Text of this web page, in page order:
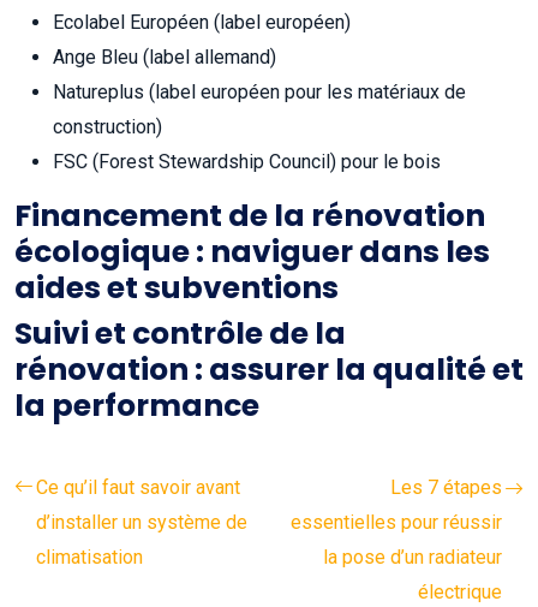
Ecolabel Européen (label européen)
Ange Bleu (label allemand)
Natureplus (label européen pour les matériaux de
construction)
FSC (Forest Stewardship Council) pour le bois
Financement de la rénovation
écologique : naviguer dans les
aides et subventions
Suivi et contrôle de la
rénovation : assurer la qualité et
la performance
Ce qu’il faut savoir avant
d’installer un système de
climatisation
Les 7 étapes
essentielles pour réussir
la pose d’un radiateur
électrique